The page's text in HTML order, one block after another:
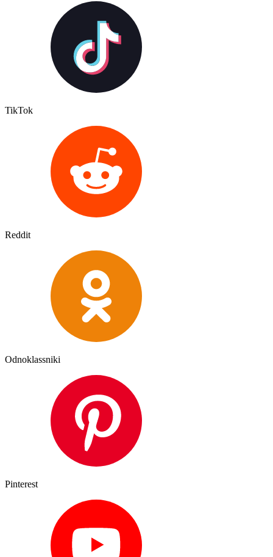
TikTok
Reddit
Odnoklassniki
Pinterest